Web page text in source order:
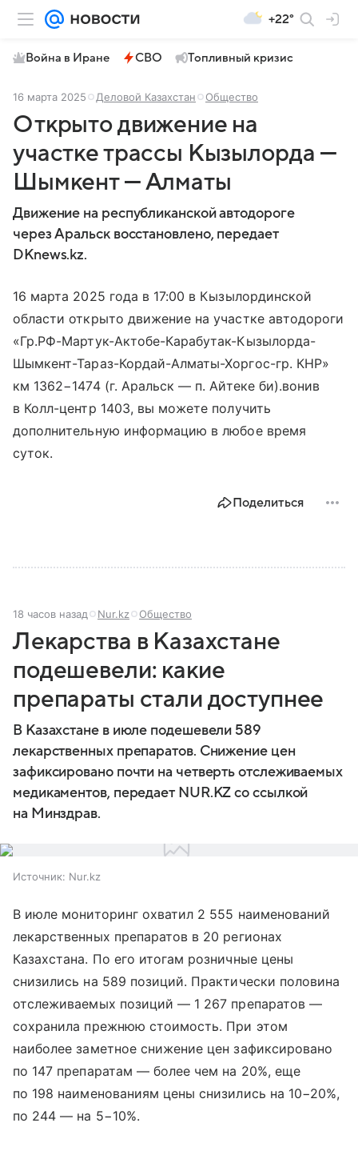
+22°
Война в Иране СВО Топливный кризис
16 марта 2025 Деловой Казахстан Общество
Открыто движение на
участке трассы Кызылорда —
Шымкент — Алматы
Движение на республиканской автодороге
через Аральск восстановлено, передает
DKnews.kz.
16 марта 2025 года в 17:00 в Кызылординской
области открыто движение на участке автодороги
«Гр.РФ-Мартук-Актобе-Карабутак-Кызылорда-
Шымкент-Тараз-Кордай-Алматы-Хоргос-гр. КНР»
км 1362−1474 (г. Аральск — п. Айтеке би).вонив
в Колл-центр 1403, вы можете получить
дополнительную информацию в любое время
суток.
Поделиться
18 часов назад Nur.kz Общество
Лекарства в Казахстане
подешевели: какие
препараты стали доступнее
В Казахстане в июле подешевели 589
лекарственных препаратов. Снижение цен
зафиксировано почти на четверть отслеживаемых
медикаментов, передает NUR.KZ со ссылкой
на Минздрав.
Источник: Nur.kz
В июле мониторинг охватил 2 555 наименований
лекарственных препаратов в 20 регионах
Казахстана. По его итогам розничные цены
снизились на 589 позиций. Практически половина
отслеживаемых позиций — 1 267 препаратов —
сохранила прежнюю стоимость. При этом
наиболее заметное снижение цен зафиксировано
по 147 препаратам — более чем на 20%, еще
по 198 наименованиям цены снизились на 10−20%,
по 244 — на 5−10%.